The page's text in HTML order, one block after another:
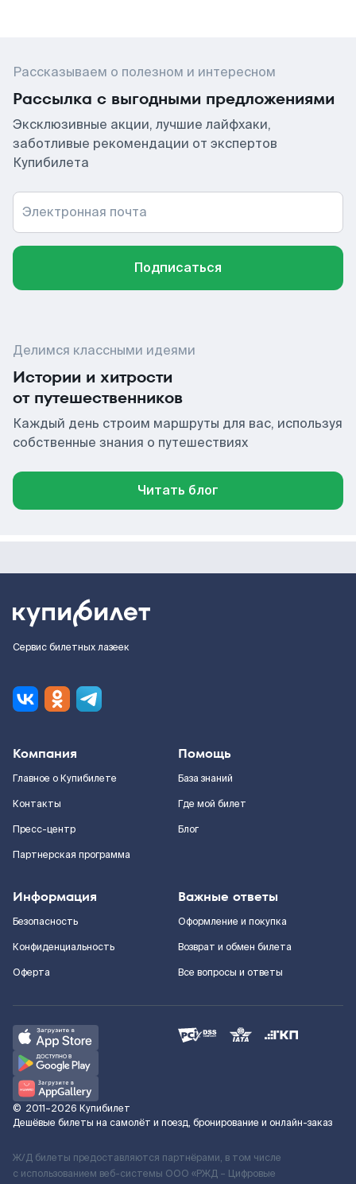
Рассказываем о полезном и интересном
Рассылка с выгодными предложениями
Эксклюзивные акции, лучшие лайфхаки,
заботливые рекомендации от экспертов
Купибилета
Электронная почта
Подписаться
Делимся классными идеями
Истории и хитрости
от путешественников
Каждый день строим маршруты для вас, используя
собственные знания о путешествиях
Читать блог
Сервис билетных лазеек
Компания
Главное о Купибилете
Контакты
Пресс-центр
Партнерская программа
Помощь
База знаний
Где мой билет
Блог
Информация
Безопасность
Конфиденциальность
Оферта
Важные ответы
Оформление и покупка
Возврат и обмен билета
Все вопросы и ответы
© 2011–2026 Купибилет
Дешёвые билеты на самолёт и поезд, бронирование и онлайн-заказ
Ж/Д билеты предоставляются партнёрами, в том числе
с использованием веб-системы ООО «РЖД – Цифровые